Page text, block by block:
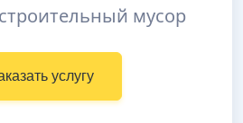
мусор
услугу